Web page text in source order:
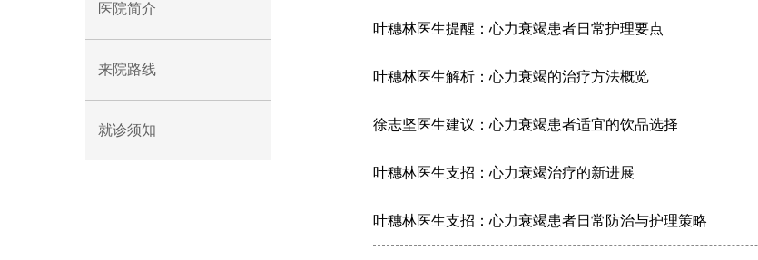
医院简介
来院路线
就诊须知
叶穗林医生提醒：心力衰竭患者日常护理要点
叶穗林医生解析：心力衰竭的治疗方法概览
徐志坚医生建议：心力衰竭患者适宜的饮品选择
叶穗林医生支招：心力衰竭治疗的新进展
叶穗林医生支招：心力衰竭患者日常防治与护理策略